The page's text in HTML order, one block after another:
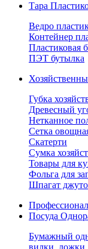
Тара
Ведро
Контейнер
Пластиковая
ПЭТ бутылка
Губка
Древесный
Нетканное
Сетка
Скатерти
Сумка
Товары для
Фольга для
Шпагат
Посуда
Бумажный
вилки,